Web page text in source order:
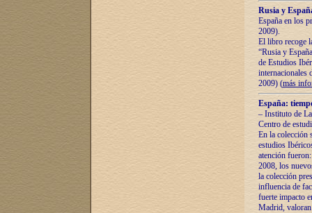
Rusia y
España en los
2009).
El libro recoge
“Rusia y
de Estudios
internacionales
2009) (más
España:
– Instituto de
Centro de
En la colección
estudios
atención
2008, los
la colección
influencia de
fuerte impacto
Madrid,